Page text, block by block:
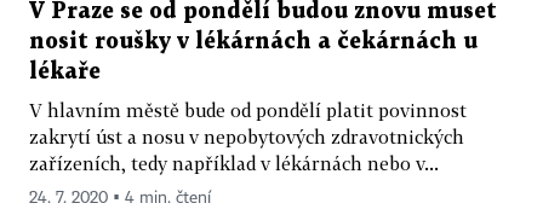
V Praze se od pondělí budou znovu muset
nosit roušky v lékárnách a čekárnách u
lékaře
V hlavním městě bude od pondělí platit povinnost
zakrytí úst a nosu v nepobytových zdravotnických
zařízeních, tedy například v lékárnách nebo v...
24. 7. 2020 ▪ 4 min. čtení